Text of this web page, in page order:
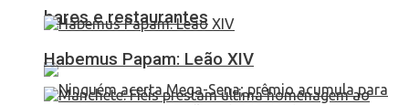
bares e restaurantes
Habemus Papam: Leão XIV